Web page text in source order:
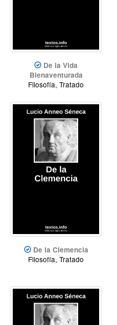
De la Vida
Bienaventurada
Filosofía, Tratado
De la Clemencia
Filosofía, Tratado